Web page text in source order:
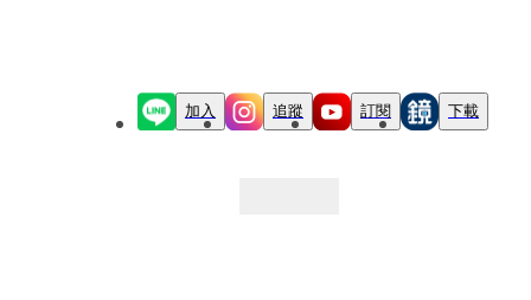
加入 追蹤 訂閱 下載